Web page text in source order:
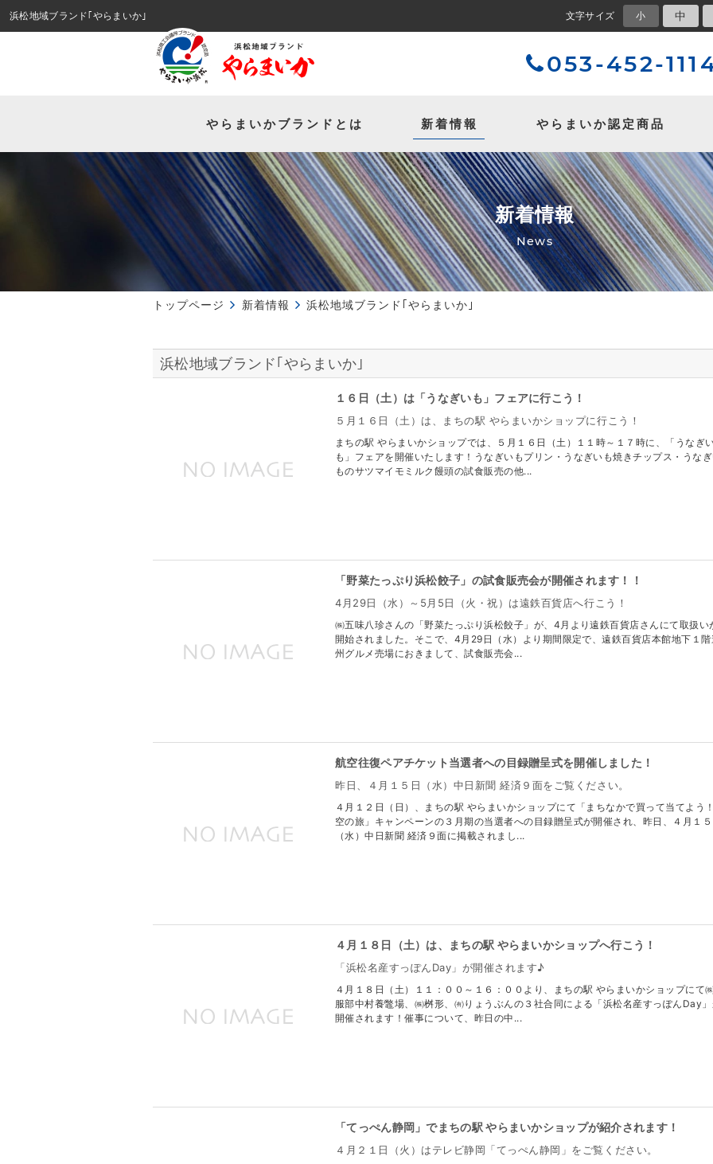
浜松地域ブランド｢やらまいか｣ 文字サイズ 小 中
053-452-
やらまいかブランドとは 新着情報 やらまいか認定商品
新着情報
News
トップページ 新着情報 浜松地域ブランド｢やらまいか｣
浜松地域ブランド｢やらまいか｣
１６日（土）は「うなぎいも」フェアに行こう！
５月１６日（土）は、まちの駅 やらまいかショップに行こう！
まちの駅 やらまいかショップでは、５月１６日（土）１１時～１７時に、「うなぎ
も」フェアを開催いたします！うなぎいもプリン・うなぎいも焼きチップス・うな
ものサツマイモミルク饅頭の試食販売の他...
「野菜たっぷり浜松餃子」の試食販売会が開催されます！！
4月29日（水）～5月5日（火・祝）は遠鉄百貨店へ行こう！
㈱五味八珍さんの「野菜たっぷり浜松餃子」が、4月より遠鉄百貨店さんにて取扱い
開始されました。そこで、4月29日（水）より期間限定で、遠鉄百貨店本館地下１階
州グルメ売場におきまして、試食販売会...
航空往復ペアチケット当選者への目録贈呈式を開催しました！
昨日、４月１５日（水）中日新聞 経済９面をご覧ください。
４月１２日（日）、まちの駅 やらまいかショップにて「まちなかで買って当てよう！
空の旅」キャンペーンの３月期の当選者への目録贈呈式が開催され、昨日、４月１５
（水）中日新聞 経済９面に掲載されまし...
４月１８日（土）は、まちの駅 やらまいかショップへ行こう！
「浜松名産すっぽんDay」が開催されます♪
４月１８日（土）１１：００～１６：００より、まちの駅 やらまいかショップにて
服部中村養鼈場、㈱桝形、㈲りょうぶんの３社合同による「浜松名産すっぽんDay
開催されます！催事について、昨日の中...
「てっぺん静岡」でまちの駅 やらまいかショップが紹介されます！
４月２１日（火）はテレビ静岡「てっぺん静岡」をご覧ください。